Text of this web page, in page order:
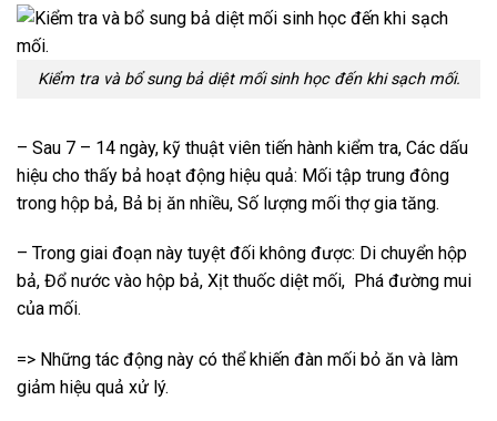
Kiểm tra và bổ sung bả diệt mối sinh học đến khi sạch mối.
– Sau 7 – 14 ngày, kỹ thuật viên tiến hành kiểm tra, Các dấu
hiệu cho thấy bả hoạt động hiệu quả: Mối tập trung đông
trong hộp bả, Bả bị ăn nhiều, Số lượng mối thợ gia tăng.
– Trong giai đoạn này tuyệt đối không được: Di chuyển hộp
bả, Đổ nước vào hộp bả, Xịt thuốc diệt mối, Phá đường mui
của mối.
=> Những tác động này có thể khiến đàn mối bỏ ăn và làm
giảm hiệu quả xử lý.